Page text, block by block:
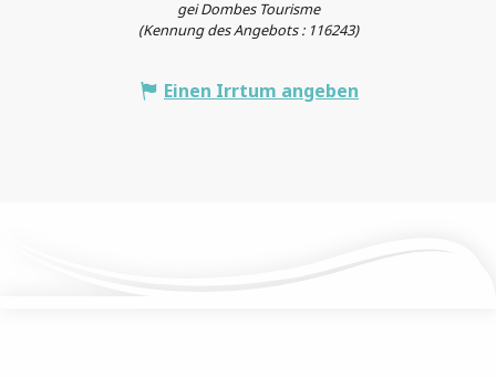
gei Dombes Tourisme
(Kennung des Angebots : 116243)
Einen Irrtum angeben